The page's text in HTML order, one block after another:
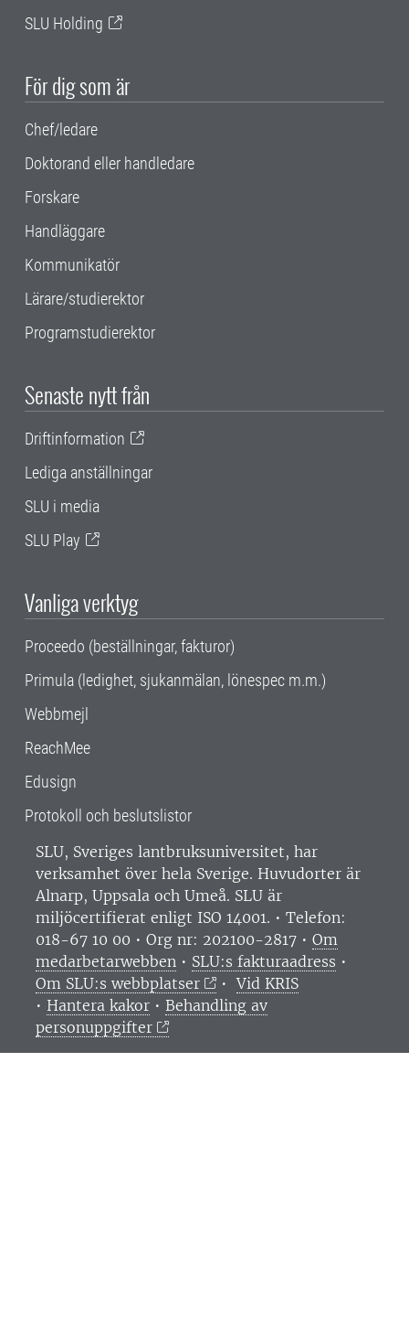
SLU Holding
För dig som är
Chef/ledare
Doktorand eller handledare
Forskare
Handläggare
Kommunikatör
Lärare/studierektor
Programstudierektor
Senaste nytt från
Driftinformation
Lediga anställningar
SLU i media
SLU Play
Vanliga verktyg
Proceedo (beställningar, fakturor)
Primula (ledighet, sjukanmälan, lönespec m.m.)
Webbmejl
ReachMee
Edusign
Protokoll och beslutslistor
SLU, Sveriges lantbruksuniversitet, har
verksamhet över hela Sverige. Huvudorter är
Alnarp, Uppsala och Umeå. SLU är
miljöcertifierat enligt ISO 14001. • Telefon:
018-67 10 00 • Org nr: 202100-2817 • Om
medarbetarwebben • SLU:s fakturaadress •
Om SLU:s webbplatser
•Vid KRIS
• Hantera kakor • Behandling av
personuppgifter